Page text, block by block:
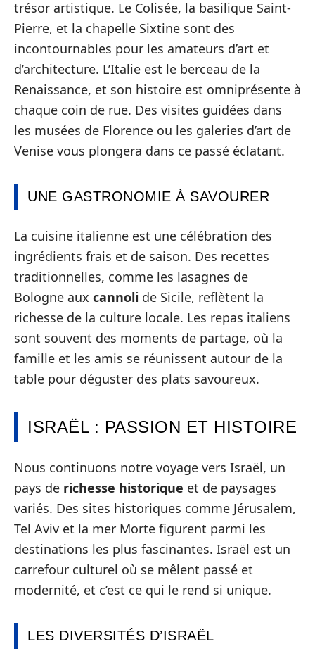
trésor artistique. Le Colisée, la basilique Saint-
Pierre, et la chapelle Sixtine sont des
incontournables pour les amateurs d’art et
d’architecture. L’Italie est le berceau de la
Renaissance, et son histoire est omniprésente à
chaque coin de rue. Des visites guidées dans
les musées de Florence ou les galeries d’art de
Venise vous plongera dans ce passé éclatant.
UNE GASTRONOMIE À SAVOURER
La cuisine italienne est une célébration des
ingrédients frais et de saison. Des recettes
traditionnelles, comme les lasagnes de
Bologne aux cannoli de Sicile, reflètent la
richesse de la culture locale. Les repas italiens
sont souvent des moments de partage, où la
famille et les amis se réunissent autour de la
table pour déguster des plats savoureux.
ISRAËL : PASSION ET HISTOIRE
Nous continuons notre voyage vers Israël, un
pays de richesse historique et de paysages
variés. Des sites historiques comme Jérusalem,
Tel Aviv et la mer Morte figurent parmi les
destinations les plus fascinantes. Israël est un
carrefour culturel où se mêlent passé et
modernité, et c’est ce qui le rend si unique.
LES DIVERSITÉS D’ISRAËL